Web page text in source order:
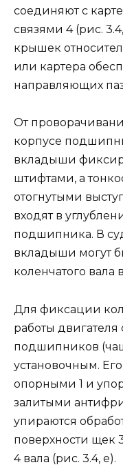
соединяют с
связями 4 (рис.
крышек
или картера
направляющих
От
корпусе
вкладыши
штифтами, а
отогнутыми
входят в
подшипника. В
вкладыши могут
коленчатого вала
Для фиксации
работы
подшипников
установочным.
опорными 1 и
залитыми
упираются
поверхности щек
4 вала (рис. 3.4, е).